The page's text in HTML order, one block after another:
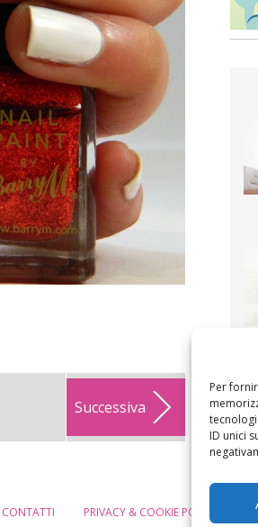
Per
ID unici
Successiva
CONTATTI PRIVACY & COOKIE POLICY